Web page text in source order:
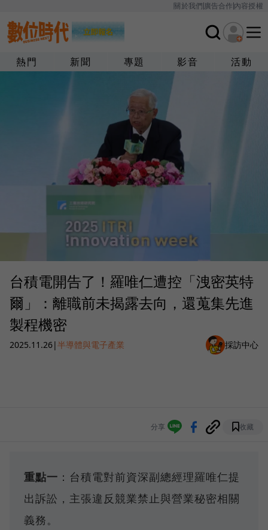
關於我們廣告合作內容授權
熱門 新聞 專題 影音 活動
台積電開告了！羅唯仁遭控「洩密英特
爾」：離職前未揭露去向，還蒐集先進
製程機密
2025.11.26|半導體與電子產業 採訪中心
分享 收藏
重點一 ：台積電對前資深副總經理羅唯仁提
出訴訟，主張違反競業禁止與營業秘密相關
義務。